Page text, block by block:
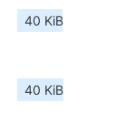
40 KiB
40 KiB